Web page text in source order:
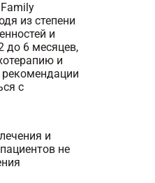
из степени
и
до 6 месяцев,
и
рекомендации
с
и
не